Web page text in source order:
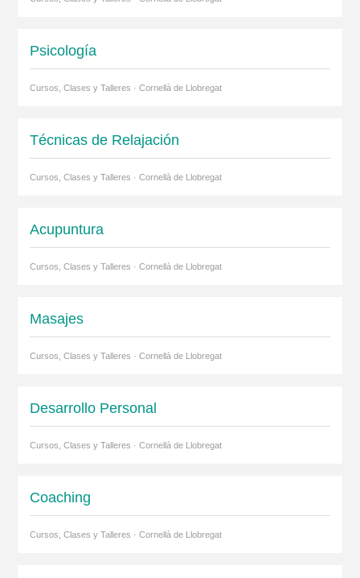
Psicología
Cursos, Clases y Talleres · Cornellà de Llobregat
Técnicas de Relajación
Cursos, Clases y Talleres · Cornellà de Llobregat
Acupuntura
Cursos, Clases y Talleres · Cornellà de Llobregat
Masajes
Cursos, Clases y Talleres · Cornellà de Llobregat
Desarrollo Personal
Cursos, Clases y Talleres · Cornellà de Llobregat
Coaching
Cursos, Clases y Talleres · Cornellà de Llobregat